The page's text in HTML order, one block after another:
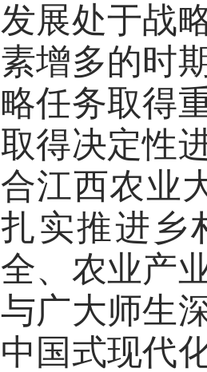
发展处于战
素增多的时
略任务取得
取得决定性
合江西农业
扎实推进乡
全、农业产
与广大师生
中国式现代